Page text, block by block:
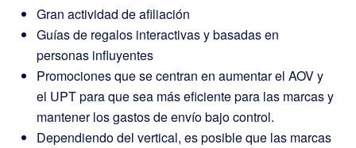
Gran actividad de afiliación
Guías de regalos interactivas y basadas en
personas influyentes
Promociones que se centran en aumentar el AOV y
el UPT para que sea más eficiente para las marcas y
mantener los gastos de envío bajo control.
Dependiendo del vertical, es posible que las marcas